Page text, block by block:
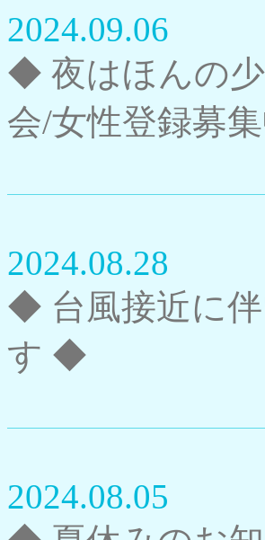
2024.09.06
◆ 夜はほんの
会/女性登録募
2024.08.28
◆ 台風接近に
す ◆
2024.08.05